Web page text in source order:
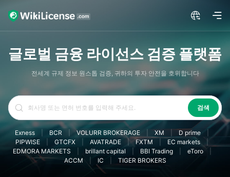
글로벌 금융 라이선스 검증 플랫폼
전세계 규제 정보 원스톱 검증, 귀하의 투자 안전을 호위합니다
검색
Exness BCR VOLURR BROKERAGE XM D prime
PIPWISE
GTCFX AVATRADE | FXTM EC markets
EDMORA MARKETS
brillant capital BBI Trading eToro
ACCM
IC TIGER BROKERS